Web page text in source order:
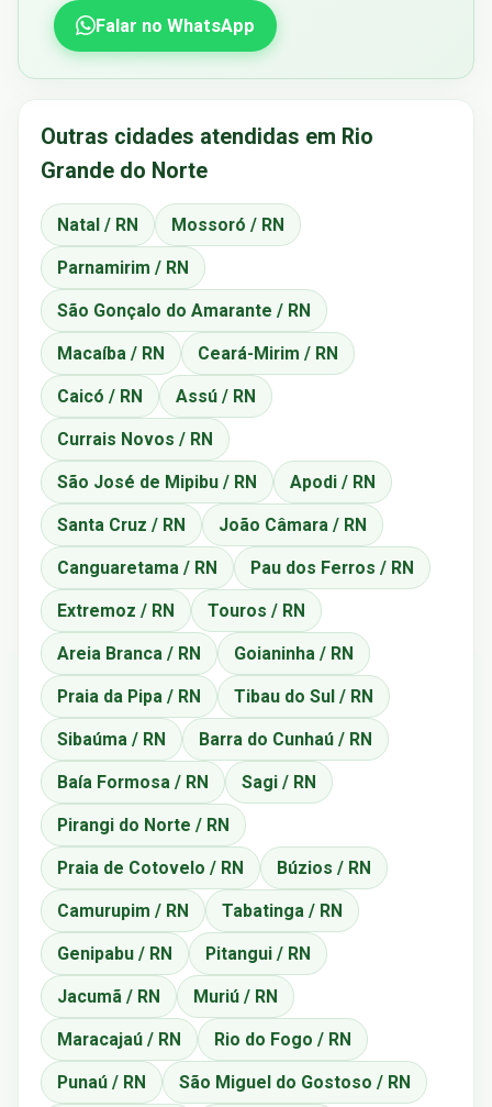
Falar no WhatsApp
Outras cidades atendidas em Rio
Grande do Norte
Natal / RN Mossoró / RN
Parnamirim / RN
São Gonçalo do Amarante / RN
Macaíba / RN Ceará-Mirim / RN
Caicó / RN Assú / RN
Currais Novos / RN
São José de Mipibu / RN Apodi / RN
Santa Cruz / RN João Câmara / RN
Canguaretama / RN Pau dos Ferros / RN
Extremoz / RN Touros / RN
Areia Branca / RN Goianinha / RN
Praia da Pipa / RN Tibau do Sul / RN
Sibaúma / RN Barra do Cunhaú / RN
Baía Formosa / RN Sagi / RN
Pirangi do Norte / RN
Praia de Cotovelo / RN Búzios / RN
Camurupim / RN Tabatinga / RN
Genipabu / RN Pitangui / RN
Jacumã / RN Muriú / RN
Maracajaú / RN Rio do Fogo / RN
Punaú / RN São Miguel do Gostoso / RN